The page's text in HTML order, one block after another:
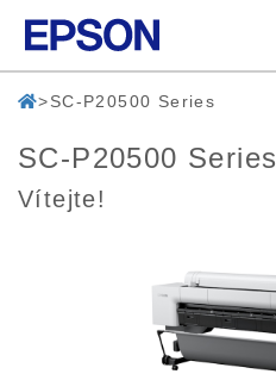
SC-P20500 Series
SC-P20500 Series
Vítejte!